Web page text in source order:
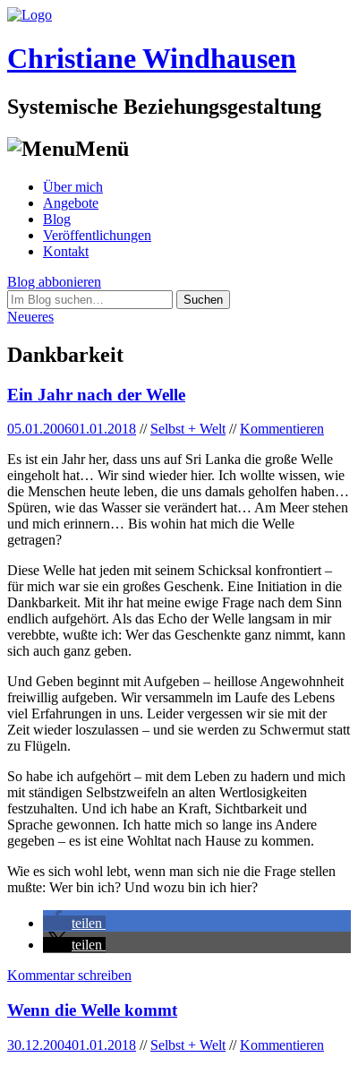
Christiane Windhausen
Systemische Beziehungsgestaltung
Menü
Skip
content
Über mich
Angebote
Blog
Veröffentlichungen
Kontakt
Post
navigation
Blog abbonieren
Suchen
nach:
Neueres
Dankbarkeit
Ein Jahr nach der Welle
05.01.200601.01.2018 // Selbst + Welt //Kommentieren
Es ist ein Jahr her, dass uns auf Sri Lanka die große Welle
eingeholt hat… Wir sind wieder hier. Ich wollte wissen, wie
die Menschen heute leben, die uns damals geholfen haben…
Spüren, wie das Wasser sie verändert hat… Am Meer stehen
und mich erinnern… Bis wohin hat mich die Welle
getragen?
Diese Welle hat jeden mit seinem Schicksal konfrontiert –
für mich war sie ein großes Geschenk. Eine Initiation in die
Dankbarkeit. Mit ihr hat meine ewige Frage nach dem Sinn
endlich aufgehört. Als das Echo der Welle langsam in mir
verebbte, wußte ich: Wer das Geschenkte ganz nimmt, kann
sich auch ganz geben.
Und Geben beginnt mit Aufgeben – heillose Angewohnheit
freiwillig aufgeben. Wir versammeln im Laufe des Lebens
viel Erfahrungen in uns. Leider vergessen wir sie mit der
Zeit wieder loszulassen – und sie werden zu Schwermut statt
zu Flügeln.
So habe ich aufgehört – mit dem Leben zu hadern und mich
mit ständigen Selbstzweifeln an alten Wertlosigkeiten
festzuhalten. Und ich habe an Kraft, Sichtbarkeit und
Sprache gewonnen. Ich hatte mich so lange ins Andere
gegeben – es ist eine Wohltat nach Hause zu kommen.
Wie es sich wohl lebt, wenn man sich nie die Frage stellen
mußte: Wer bin ich? Und wozu bin ich hier?
teilen
teilen
Kommentar schreiben
Wenn die Welle kommt
30.12.200401.01.2018 // Selbst + Welt //Kommentieren